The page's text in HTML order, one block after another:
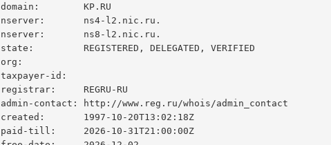
domain:        KP.RU
nserver:       ns4-l2.nic.ru.
nserver:       ns8-l2.nic.ru.
state:         REGISTERED, DELEGATED, VERIFIED
org:
taxpayer-id:
registrar:     REGRU-RU
admin-contact: http://www.reg.ru/whois/admin_contact
created:       1997-10-20T13:02:18Z
paid-till:     2026-10-31T21:00:00Z